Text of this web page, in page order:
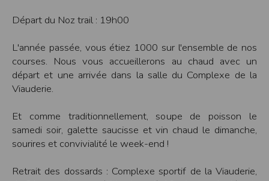
Départ du Noz trail : 19h00
L'année passée, vous étiez 1000 sur l'ensemble de nos
courses. Nous vous accueillerons au chaud avec un
départ et une arrivée dans la salle du Complexe de la
Viauderie.
Et comme traditionnellement, soupe de poisson le
samedi soir, galette saucisse et vin chaud le dimanche,
sourires et convivialité le week-end !
Retrait des dossards : Complexe sportif de la Viauderie,
Paramétrer votre navigateur internet
Notez cependant que votre expérience sur notre site peut en être affectée comme
par exemple et sans être exhaustif, la perte de votre session membre lorsque
vous changez de page, l'impossibilité d'accéder à certaines pages ou encore la
perte de vos préférences sur certaines pages.
Afin de gérer les cookies au plus près de vos attentes nous vous invitons à
Internet Explorer
Sous l'ongletGénéral, sous Historique de navigation , cliquez surParamètres .
Cliquez sur le boutonAfficher les fichiers.
Allez dans l'ongletOutils du navigateurpuis sélectionnez le menuOptions
Dans la fenêtre qui s'affiche, choisissez
Vie privée